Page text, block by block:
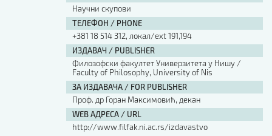
Научни скупови
ТЕЛЕФОН / PHONE
+381 18 514 312, локал/ext 191,194
ИЗДАВАЧ / PUBLISHER
Филозофски факултет Универзитета у Нишу /
Faculty of Philosophy, University of Nis
ЗА ИЗДАВАЧА / FOR PUBLISHER
Проф. др Горан Максимовић, декан
WEB АДРЕСА / URL
http://www.filfak.ni.ac.rs/izdavastvo